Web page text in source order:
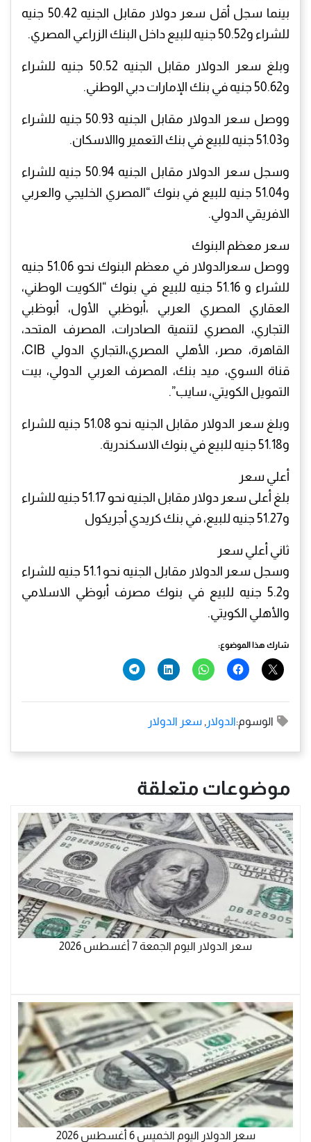
بينما سجل أقل سعر دولار مقابل الجنيه 50.42 جنيه
للشراء و50.52 جنيه للبيع داخل البنك الزراعي المصري.
وبلغ سعر الدولار مقابل الجنيه 50.52 جنيه للشراء
و50.62 جنيه في بنك الإمارات دبي الوطني.
ووصل سعر الدولار مقابل الجنيه 50.93 جنيه للشراء
و51.03 جنيه للبيع في بنك التعمير واالاسكان.
وسجل سعر الدولار مقابل الجنيه 50.94 جنيه للشراء
و51.04 جنيه للبيع في بنوك “المصري الخليجي والعربي
الافريقي الدولي.
سعر معظم البنوك
ووصل سعرالدولار في معظم البنوك نحو 51.06 جنيه
للشراء و 51.16 جنيه للبيع في بنوك “الكويت الوطني،
العقاري المصري العربي ،أبوظبي الأول، أبوظبي
التجاري، المصري لتنمية الصادرات، المصرف المتحد،
القاهرة، مصر، الأهلي المصري،التجاري الدولي CIB،
قناة السوي، ميد بنك، المصرف العربي الدولي، بيت
التمويل الكويتي، سايب”.
وبلغ سعر الدولار مقابل الجنيه نحو 51.08 جنيه للشراء
و51.18 جنيه للبيع في بنوك الاسكندرية.
أعلي سعر
بلغ أعلى سعر دولار مقابل الجنيه نحو 51.17 جنيه للشراء
و51.27 جنيه للبيع، في بنك كريدي أجريكول
ثاني أعلي سعر
وسجل سعر الدولار مقابل الجنيه نحو 51.1 جنيه للشراء
و5.2 جنيه للبيع في بنوك مصرف أبوظي الاسلامي
والأهلي الكويتي.
شارك هذا الموضوع:
الوسوم:الدولار , سعر الدولار
موضوعات متعلقة
سعر الدولار اليوم الجمعة 7 أغسطس 2026
سعر الدولار اليوم الخميس 6 أغسطس 2026